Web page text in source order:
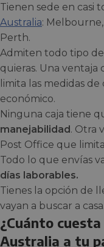
Tienen sede en casi
Australia:
Perth.
Admiten todo tipo
quieras. Una ventaja
limita las medidas
económico.
Ninguna caja tiene
manejabilidad. Otra
Post Office que
Todo lo que envías
días laborables.
Tienes la opción de
vayan a buscar a casa.
¿Cuánto
Australia a tu